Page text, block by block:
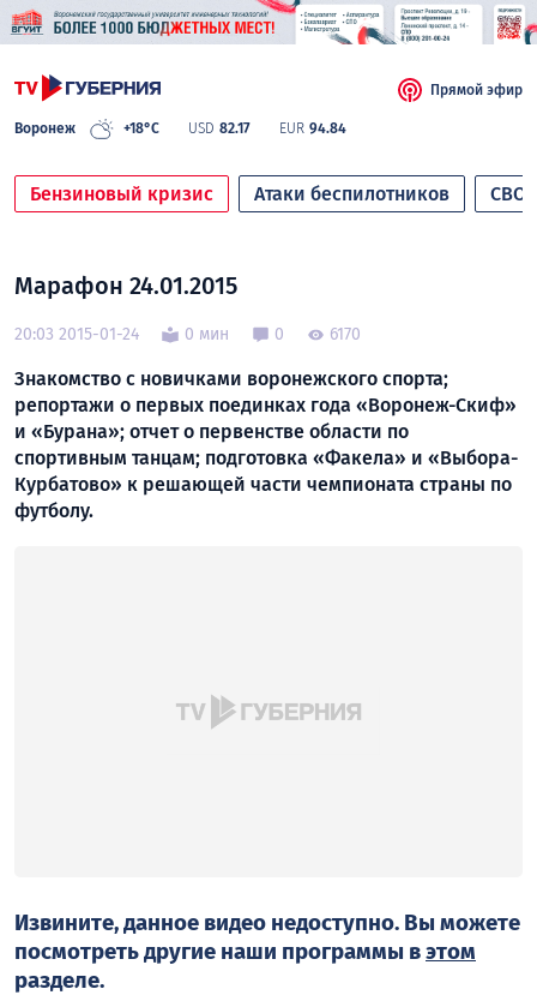
Воронеж +18°C USD 82.17 EUR 94.84
Прямой эфир
Бензиновый кризис Атаки беспилотников СВО
Марафон 24.01.2015
20:03 2015-01-24 0 мин 0 6170
Знакомство с новичками воронежского спорта;
репортажи о первых поединках года «Воронеж-Скиф»
и «Бурана»; отчет о первенстве области по
спортивным танцам; подготовка «Факела» и «Выбора-
Курбатово» к решающей части чемпионата страны по
футболу.
Извините, данное видео недоступно. Вы можете
посмотреть другие наши программы вэтом
разделе.